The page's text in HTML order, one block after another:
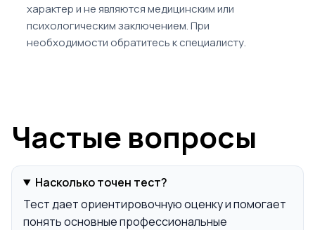
характер и не являются медицинским или
психологическим заключением. При
необходимости обратитесь к специалисту.
Частые вопросы
Насколько точен тест?
Тест дает ориентировочную оценку и помогает
понять основные профессиональные